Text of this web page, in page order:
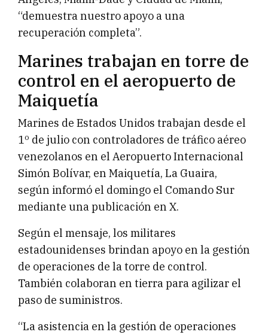
“demuestra nuestro apoyo a una
recuperación completa”.
Marines trabajan en torre de
control en el aeropuerto de
Maiquetía
Marines de Estados Unidos trabajan desde el
1º de julio con controladores de tráfico aéreo
venezolanos en el Aeropuerto Internacional
Simón Bolívar, en Maiquetía, La Guaira,
según informó el domingo el Comando Sur
mediante una publicación en X.
Según el mensaje, los militares
estadounidenses brindan apoyo en la gestión
de operaciones de la torre de control.
También colaboran en tierra para agilizar el
paso de suministros.
“La asistencia en la gestión de operaciones